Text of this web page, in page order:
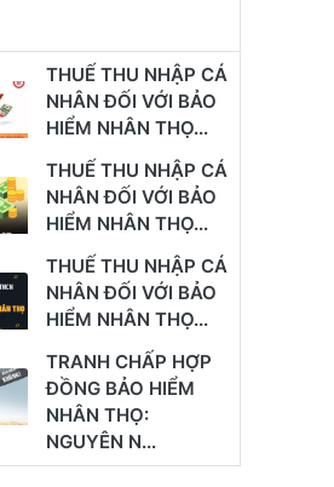
THUẾ THU NHẬP CÁ
NHÂN ĐỐI VỚI BẢO
HIỂM NHÂN THỌ...
THUẾ THU NHẬP CÁ
NHÂN ĐỐI VỚI BẢO
HIỂM NHÂN THỌ...
THUẾ THU NHẬP CÁ
NHÂN ĐỐI VỚI BẢO
HIỂM NHÂN THỌ...
TRANH CHẤP HỢP
ĐỒNG BẢO HIỂM
NHÂN THỌ:
NGUYÊN N...